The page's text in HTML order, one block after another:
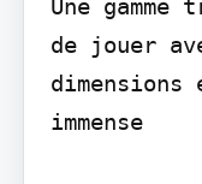
Une
de jouer
dimensions
immense